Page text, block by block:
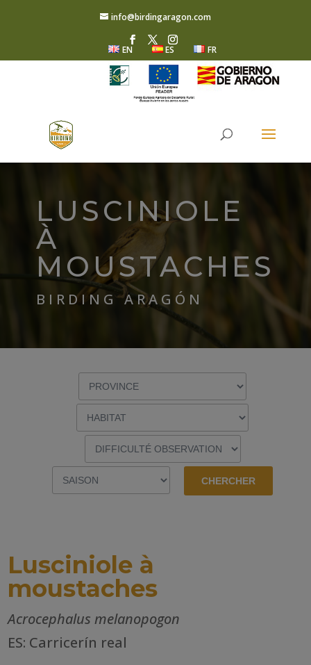
info@birdingaragon.com
EN ES FR
LUSCINIOLE
À
MOUSTACHES
BIRDING ARAGÓN
Lusciniole à
moustaches
Acrocephalus melanopogon
ES: Carricerín real